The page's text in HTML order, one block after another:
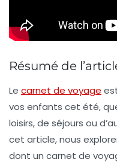
Résumé de
Le carnet de voyage
vos enfants cet été,
loisirs, de séjours ou
cet article, nous
dont un carnet de